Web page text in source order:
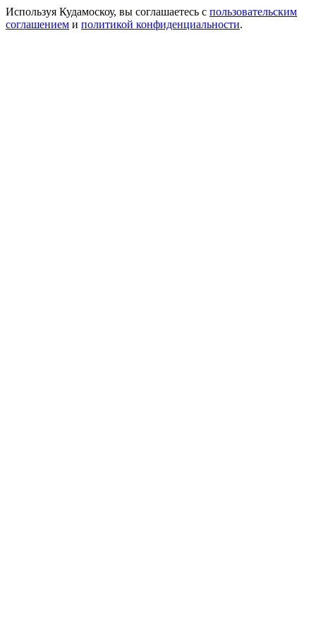
Используя Кудамоскоу, вы соглашаетесь с пользовательским
соглашением и политикой конфиденциальности.